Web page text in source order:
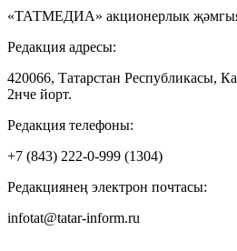
«ТАТМЕДИА» акционерлык
Редакция адресы:
420066, Татарстан Республикасы,
2нче йорт.
Редакция телефоны:
+7 (843) 222-0-999 (1304)
Редакциянең электрон почтасы:
infotat@tatar-inform.ru